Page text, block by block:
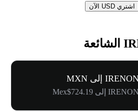
اشتري USD الآن